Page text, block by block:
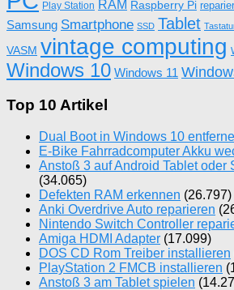
Play Station RAM Raspberry Pi
Samsung Smartphone SSD Tablet
VASM vintage computing
Windows 10 Windows 11
Top 10 Artikel
Dual Boot in Windows 10
E-Bike Fahrradcomputer Akku
Anstoß 3 auf Android Tablet oder
(34.065)
Defekten RAM erkennen (26.797)
Anki Overdrive Auto reparieren
Nintendo Switch Controller
Amiga HDMI Adapter (17.099)
DOS CD Rom Treiber installieren
PlayStation 2 FMCB installieren
Anstoß 3 am Tablet spielen